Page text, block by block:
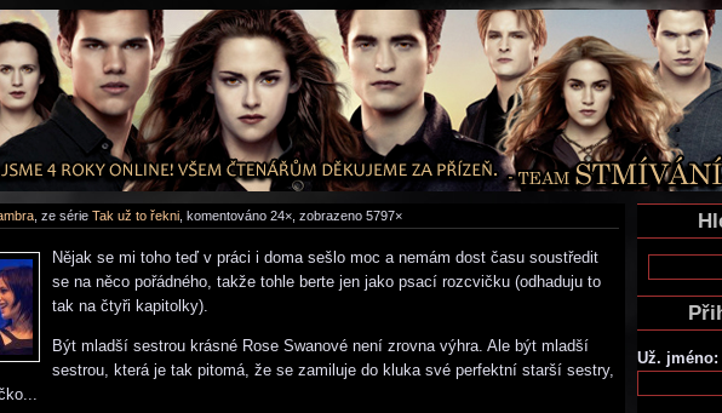
, ze série Tak už to řekni , komentováno 24×, zobrazeno 5797×
Nějak se mi toho teď v práci i doma sešlo moc a nemám dost času soustředit
se na něco pořádného, takže tohle berte jen jako psací rozcvičku (odhaduju to
tak na čtyři kapitolky).
Být mladší sestrou krásné Rose Swanové není zrovna výhra. Ale být mladší
sestrou, která je tak pitomá, že se zamiluje do kluka své perfektní starší sestry,
Už. jméno: